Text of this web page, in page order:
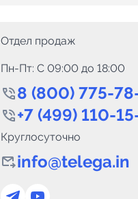
Отдел продаж
Пн-Пт: C 09:00 до 18:00
8 (800) 775-
+7 (499) 110-
Круглосуточно
info@telega.in